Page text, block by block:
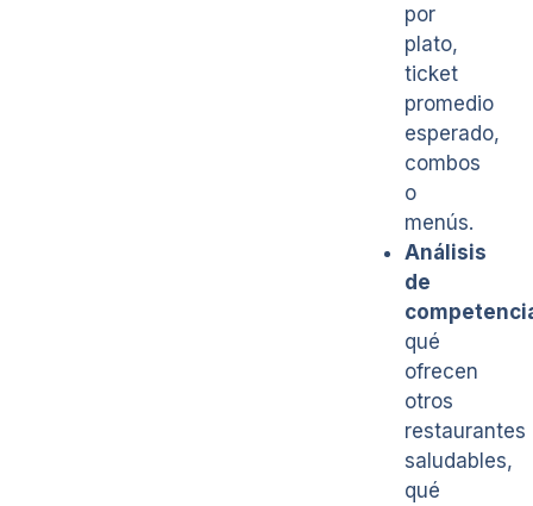
por
plato,
ticket
promedio
esperado,
combos
o
menús.
Análisis
de
qué
ofrecen
otros
restaurantes
saludables,
qué